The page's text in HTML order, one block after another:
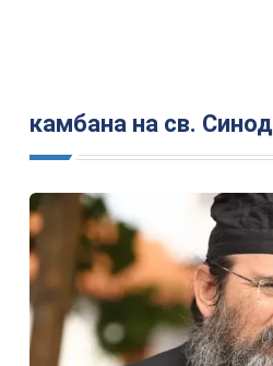
камбана на св. Синод